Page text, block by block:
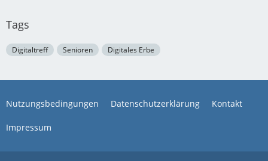
Tags
Digitaltreff Senioren Digitales Erbe
Nutzungsbedingungen Datenschutzerklärung Kontakt
Impressum